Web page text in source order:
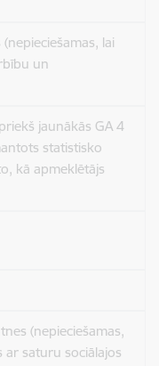
lai
un
jaunākās GA 4
statistisko
kā apmeklētājs
(nepieciešamas,
ar saturu sociālajos